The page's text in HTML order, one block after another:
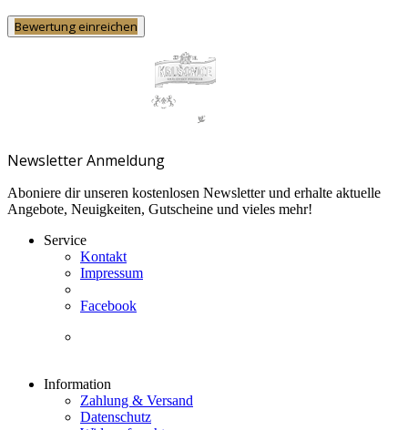
Bewertung einreichen
Newsletter Anmeldung
Aboniere dir unseren kostenlosen Newsletter und erhalte aktuelle
Angebote, Neuigkeiten, Gutscheine und vieles mehr!
Service
Kontakt
Impressum
Facebook
Information
Zahlung & Versand
Datenschutz